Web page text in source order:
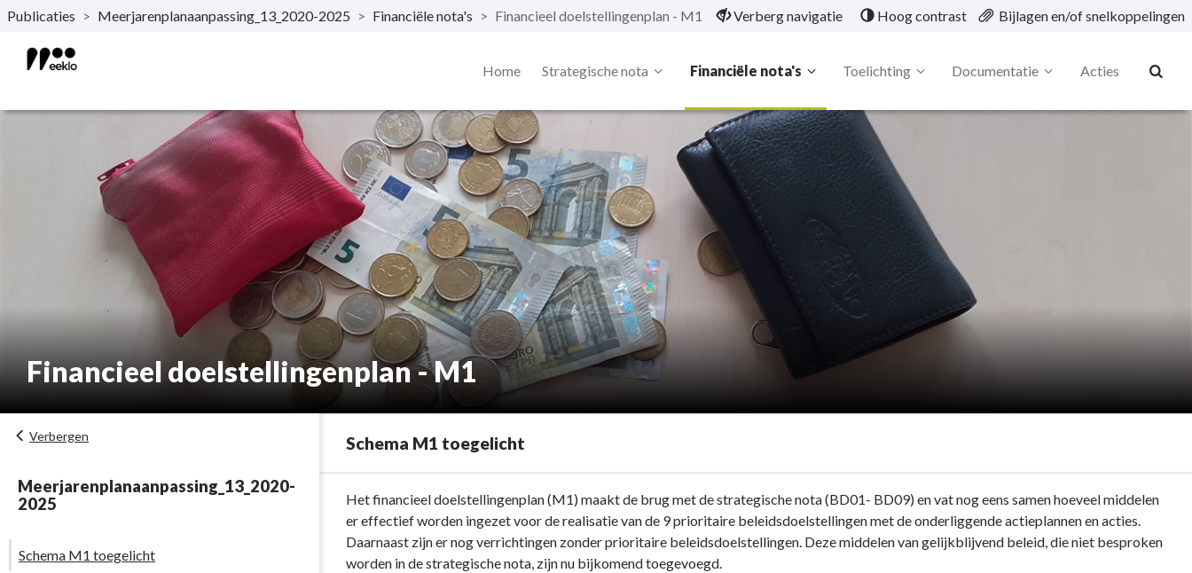
Naar hoofdinhoud
Publicaties > Meerjarenplanaanpassing_13_2020-2025 > Financiële nota's > Financieel doelstellingenplan - M1 Verberg navigatie Hoog contrast Bijlagen en/of snelkoppelingen
Home Strategische nota Financiële nota's Toelichting Documentatie Acties
Financieel doelstellingenplan - M1
Verbergen
Meerjarenplanaanpassing_13_2020-
2025
Schema M1 toegelicht
Schema M1 toegelicht
Terug
navigatie
Het financieel doelstellingenplan (M1) maakt de brug met de strategische nota (BD01- BD09) en vat nog eens samen hoeveel middelen
er effectief worden ingezet voor de realisatie van de 9 prioritaire beleidsdoelstellingen met de onderliggende actieplannen en acties.
Daarnaast zijn er nog verrichtingen zonder prioritaire beleidsdoelstellingen. Deze middelen van gelijkblijvend beleid, die niet besproken
worden in de strategische nota, zijn nu bijkomend toegevoegd.